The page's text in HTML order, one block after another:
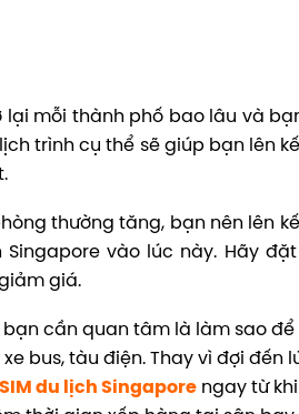
lại mỗi thành phố bao lâu và
trình cụ thể sẽ giúp bạn lên
thường tăng, bạn nên lên
vào lúc này. Hãy
giá.
cần quan tâm là làm sao để
bus, tàu điện. Thay vì đợi đến
du lịch Singapore ngay từ